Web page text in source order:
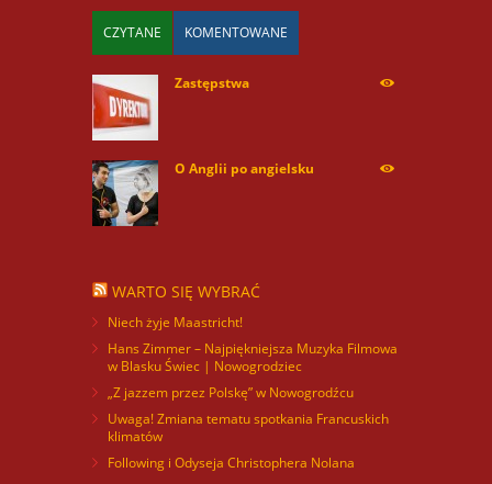
CZYTANE KOMENTOWANE
Zastępstwa
O Anglii po angielsku
WARTO SIĘ WYBRAĆ
Niech żyje Maastricht!
Hans Zimmer – Najpiękniejsza Muzyka Filmowa
w Blasku Świec | Nowogrodziec
„Z jazzem przez Polskę” w Nowogrodźcu
Uwaga! Zmiana tematu spotkania Francuskich
klimatów
Following i Odyseja Christophera Nolana